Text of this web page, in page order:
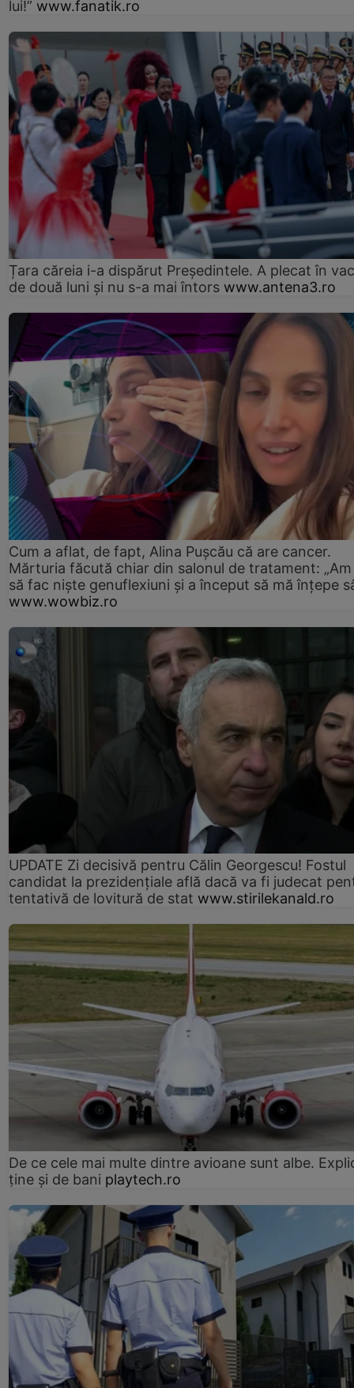
lui!” www.fanatik.ro
Țara căreia i-a dispărut Președintele. A plecat în
de două luni și nu s-a mai întors www.antena3.ro
Cum a aflat, de fapt, Alina Pușcău că are cancer.
Mărturia făcută chiar din salonul de tratament:
să fac niște genuflexiuni și a început să mă înțepe
www.wowbiz.ro
UPDATE Zi decisivă pentru Călin Georgescu! Fostul
candidat la prezidențiale află dacă va fi judecat
tentativă de lovitură de stat www.stirilekanald.ro
De ce cele mai multe dintre avioane sunt albe.
ține și de bani playtech.ro